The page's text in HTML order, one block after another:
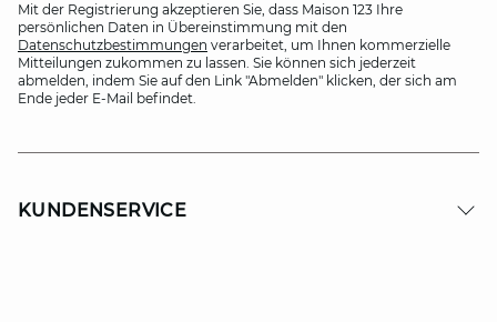
Mit der Registrierung akzeptieren Sie, dass Maison 123 Ihre
persönlichen Daten in Übereinstimmung mit den
Datenschutzbestimmungen verarbeitet, um Ihnen kommerzielle
Mitteilungen zukommen zu lassen. Sie können sich jederzeit
abmelden, indem Sie auf den Link "Abmelden" klicken, der sich am
Ende jeder E-Mail befindet.
KUNDENSERVICE